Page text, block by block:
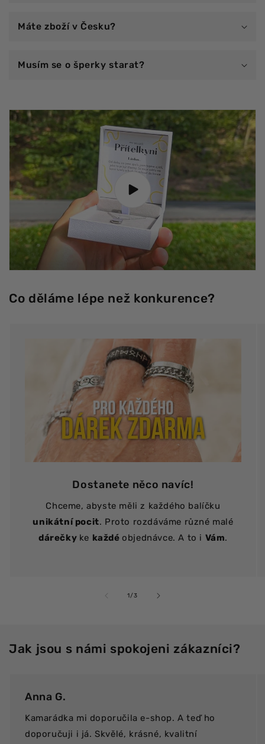
Máte zboží v Česku?
Musím se o šperky starat?
Co děláme lépe než konkurence?
Dostanete něco navíc!
Chceme, abyste měli z každého balíčku
unikátní pocit. Proto rozdáváme různé malé
dárečky ke každé objednávce. A to i Vám.
1/z3
Jak jsou s námi spokojeni zákazníci?
Anna G.
Kamarádka mi doporučila e-shop. A teď ho
doporučuji i já. Skvělé, krásné, kvalitní